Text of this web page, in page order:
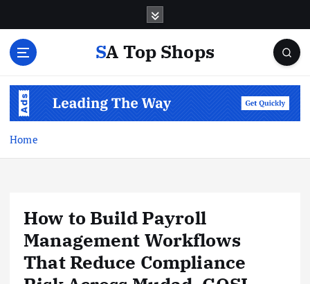
SA Top Shops
Home
How to Build Payroll
Management Workflows
That Reduce Compliance